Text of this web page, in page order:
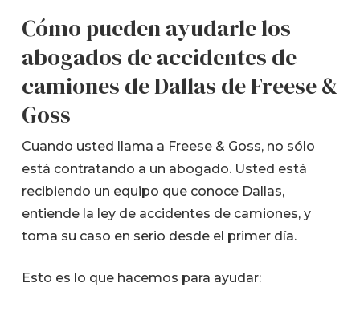
Cómo pueden ayudarle los
abogados de accidentes de
camiones de Dallas de Freese &
Goss
Cuando usted llama a Freese & Goss, no sólo
está contratando a un abogado. Usted está
recibiendo un equipo que conoce Dallas,
entiende la ley de accidentes de camiones, y
toma su caso en serio desde el primer día.
Esto es lo que hacemos para ayudar: